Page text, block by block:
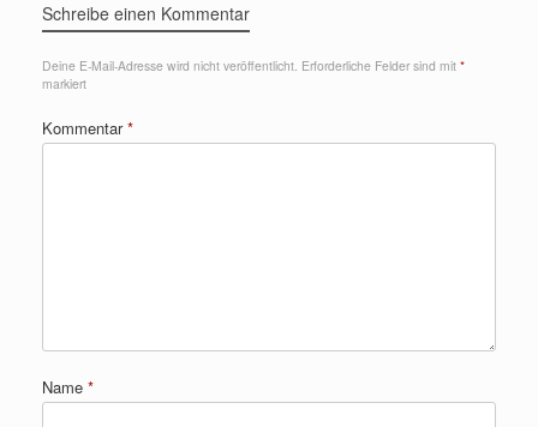
Schreibe einen Kommentar
Deine E-Mail-Adresse wird nicht veröffentlicht. Erforderliche Felder sind mit *
markiert
Kommentar*
Name *